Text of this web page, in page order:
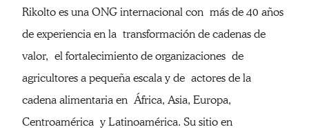
Rikolto es una ONG internacional con más de 40 años
de experiencia en la transformación de cadenas de
valor, el fortalecimiento de organizaciones de
agricultores a pequeña escala y de actores de la
cadena alimentaria en África, Asia, Europa,
Centroamérica y Latinoamérica. Su sitio en